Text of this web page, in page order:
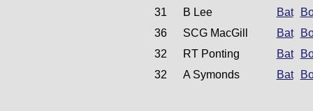
31
B Lee Bat
36
SCG MacGill Bat
32
RT Ponting Bat
32
A Symonds Bat